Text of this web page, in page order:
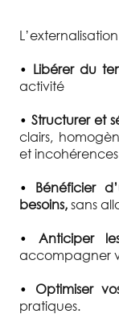
• Libérer du
activité
• Structurer et
clairs,
et incohérences
•
Bénéficier
besoins,sans
•
Anticiper
accompagner
•
Optimiser
pratiques.